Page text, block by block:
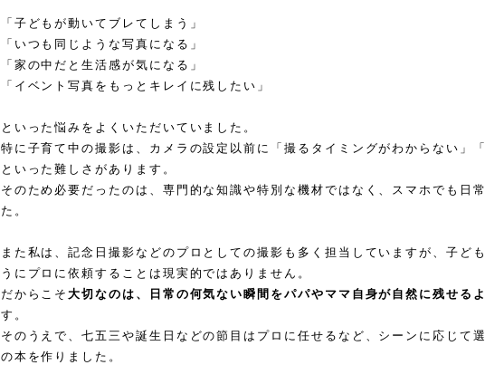
「子どもが動いてブレてしまう」
「いつも同じような写真になる」
「家の中だと生活感が気になる」
「イベント写真をもっとキレイに残したい」
といった悩みをよくいただいていました。
特に子育て中の撮影は、カメラの設定以前に「撮るタイミングがわからない」
といった難しさがあります。
そのため必要だったのは、専門的な知識や特別な機材ではなく、スマホでも日
た。
また私は、記念日撮影などのプロとしての撮影も多く担当していますが、子ど
うにプロに依頼することは現実的ではありません。
だからこそ大切なのは、日常の何気ない瞬間をパパやママ自身が自然に残せる
す。
そのうえで、七五三や誕生日などの節目はプロに任せるなど、シーンに応じて
の本を作りました。